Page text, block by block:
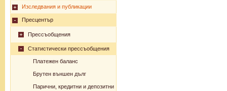
Изследвания и публикации
Пресцентър
Прессъобщения
Статистически прессъобщения
Платежен баланс
Брутен външен дълг
Парични, кредитни и депозитни